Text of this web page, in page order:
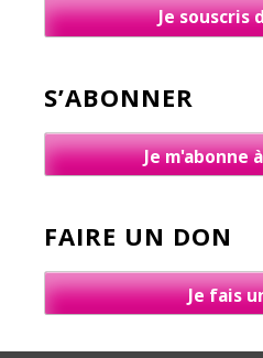
Je souscris
S’ABONNER
Je m'abonne
FAIRE UN DON
Je fais